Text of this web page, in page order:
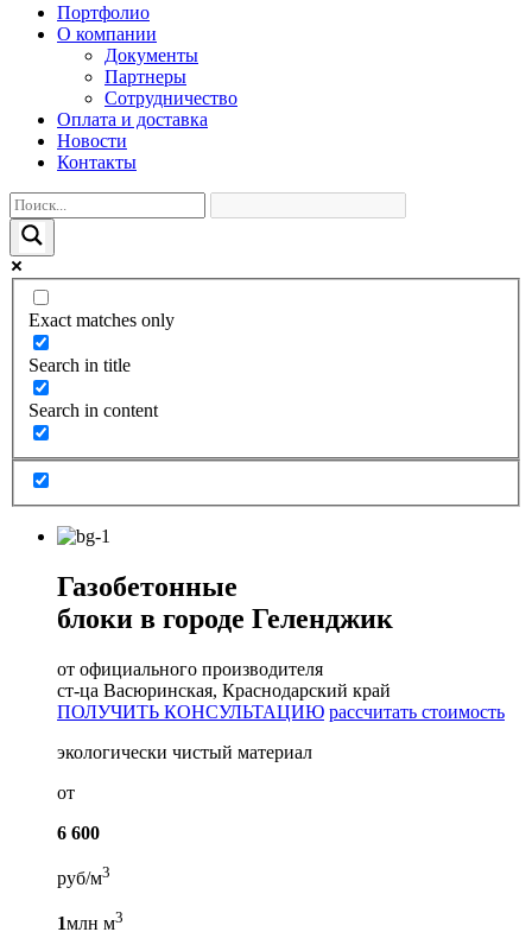
Портфолио
О компании
Документы
Партнеры
Сотрудничество
Оплата и доставка
Новости
Контакты
Exact matches only
Search in title
Search in content
Газобетонные
блоки в городе Геленджик
от официального производителя
ст-ца Васюринская, Краснодарский край
ПОЛУЧИТЬ КОНСУЛЬТАЦИЮ рассчитать стоимость
экологически чистый материал
от
6 600
руб/м3
1млн м3